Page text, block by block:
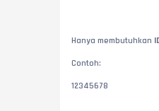
Hanya membutuhkan
Contoh:
12345678